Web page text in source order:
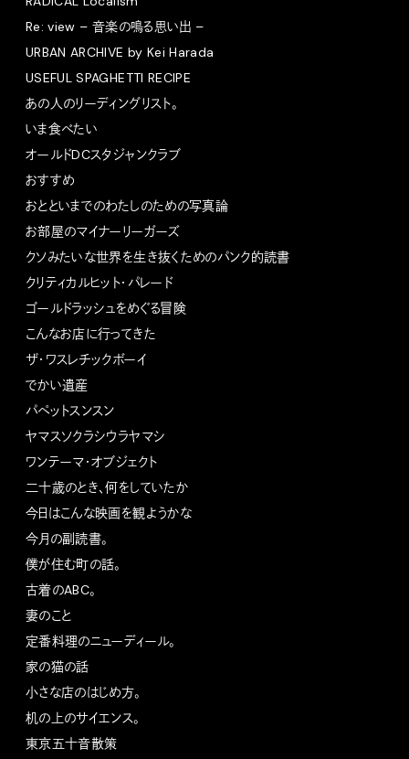
Re: view – 音楽の鳴る思い出 –
URBAN ARCHIVE by Kei Harada
USEFUL SPAGHETTI RECIPE
あの人のリーディングリスト。
いま食べたい
オールドDCスタジャンクラブ
おすすめ
おとといまでのわたしのための写真論
お部屋のマイナーリーガーズ
クソみたいな世界を生き抜くためのパンク的読書
クリティカルヒット・パレード
ゴールドラッシュをめぐる冒険
こんなお店に行ってきた
ザ・ワスレチックボーイ
でかい遺産
パペットスンスン
ヤマスソクラシウラヤマシ
ワンテーマ・オブジェクト
二十歳のとき、何をしていたか
今日はこんな映画を観ようかな
今月の副読書。
僕が住む町の話。
古着のABC。
妻のこと
定番料理のニューディール。
家の猫の話
小さな店のはじめ方。
机の上のサイエンス。
東京五十音散策